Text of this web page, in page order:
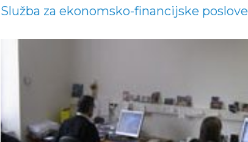
Služba za ekonomsko-financijske poslove